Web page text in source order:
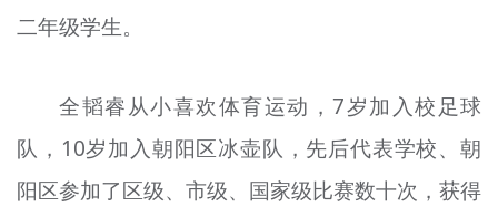
二年级学生。
全韬睿从小喜欢体育运动，7岁加入校足球
队，10岁加入朝阳区冰壶队，先后代表学校、朝
阳区参加了区级、市级、国家级比赛数十次，获得